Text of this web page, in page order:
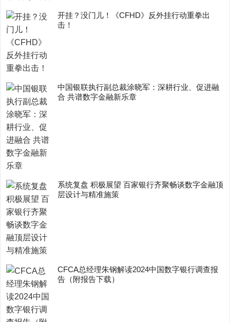
开挂？没门儿！《CFHD》反外挂行动重拳出
击！
中国银联执行副总裁涂晓军：深耕行业、促进融
合 共谱数字金融新乐章
系统复盘 积极展望 百家银行齐聚畅谈数字金融顶
层设计与精准施策
CFCA总经理朱钢解读2024中国数字银行调查报
告（附报告下载）